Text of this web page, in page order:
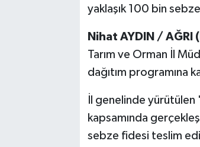
yaklaşık 100 bin
Nihat AYDIN / AĞRI
Tarım ve Orman İl
dağıtım programına
İl genelinde yürütülen
kapsamında
sebze fidesi teslim